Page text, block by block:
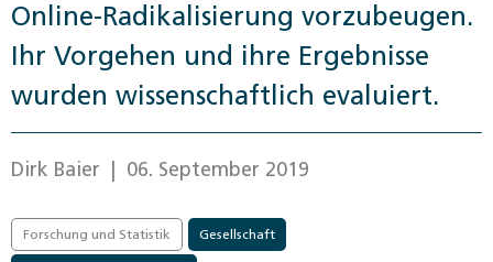
Online-Radikalisierung vorzubeugen.
Ihr Vorgehen und ihre Ergebnisse
wurden wissenschaftlich evaluiert.
Dirk Baier | 06. September 2019
Forschung und Statistik Gesellschaft